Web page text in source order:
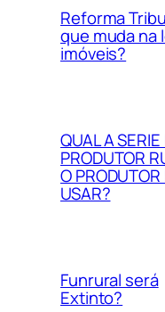
Reforma
que muda na
imóveis?
QUAL A
PRODUTOR
O PRODUTOR
USAR?
Funrural será
Extinto?